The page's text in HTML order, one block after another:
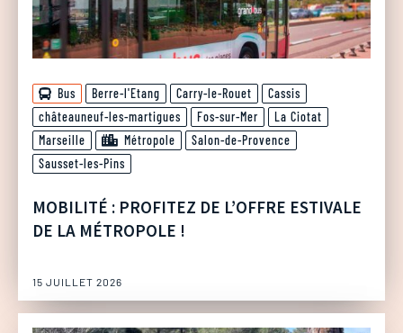
Bus Berre-l'Etang Carry-le-Rouet
Cassis
châteauneuf-les-martigues
Fos-sur-Mer
La Ciotat
Marseille
Métropole
Salon-de-Provence
Sausset-les-Pins
MOBILITÉ : PROFITEZ DE L’OFFRE ESTIVALE
DE LA MÉTROPOLE !
15 JUILLET 2026